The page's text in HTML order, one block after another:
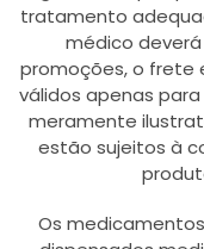
tratamento
médico
promoções, o frete
válidos apenas
meramente
estão sujeitos à
Os